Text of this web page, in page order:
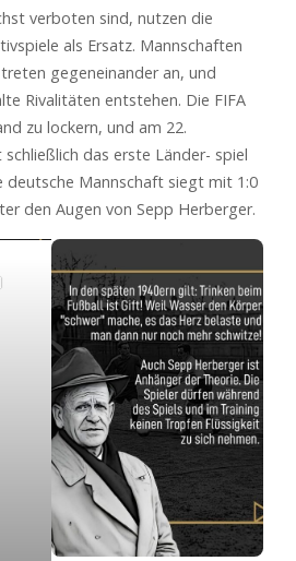
verboten sind, nutzen die
als Ersatz. Mannschaften
gegeneinander an, und
Rivalitäten entstehen. Die FIFA
zu lockern, und am 22.
das erste Länder- spiel
Mannschaft siegt mit 1:0
den Augen von Sepp Herberger.